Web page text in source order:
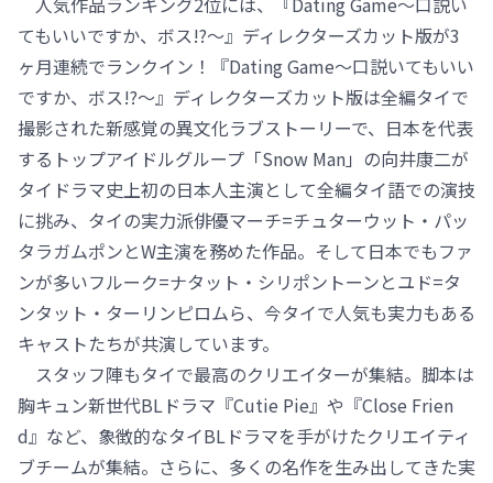
てもいいですか、ボス!?～』ディレクターズカット版が3
ヶ月連続でランクイン！『Dating Game～口説いてもいい
ですか、ボス!?～』ディレクターズカット版は全編タイで
撮影された新感覚の異文化ラブストーリーで、日本を代表
するトップアイドルグループ「Snow Man」の向井康二が
タイドラマ史上初の日本人主演として全編タイ語での演技
に挑み、タイの実力派俳優マーチ=チュターウット・パッ
タラガムポンとW主演を務めた作品。そして日本でもファ
ンが多いフルーク=ナタット・シリポントーンとユド=タ
ンタット・ターリンピロムら、今タイで人気も実力もある
キャストたちが共演しています。
スタッフ陣もタイで最高のクリエイターが集結。脚本は
胸キュン新世代BLドラマ『Cutie Pie』や『Close Frien
d』など、象徴的なタイBLドラマを手がけたクリエイティ
ブチームが集結。さらに、多くの名作を生み出してきた実